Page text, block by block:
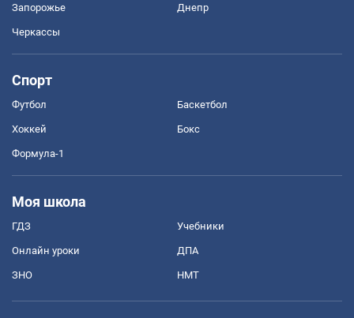
Запорожье Днепр
Черкассы
Спорт
Футбол Баскетбол
Хоккей Бокс
Формула-1
Моя школа
ГДЗ Учебники
Онлайн уроки ДПА
ЗНО НМТ